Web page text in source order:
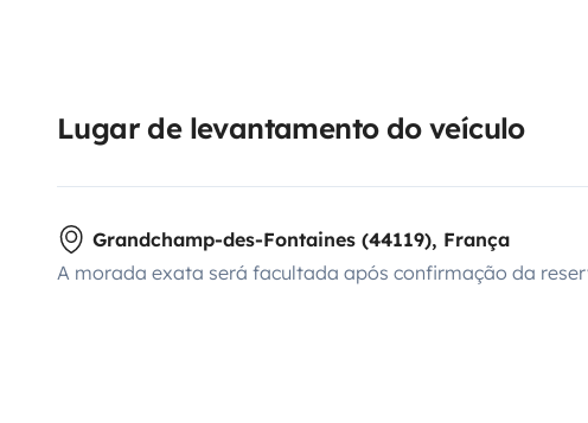
Lugar de levantamento do veículo
Grandchamp-des-Fontaines (44119), França
A morada exata será facultada após confirmação da